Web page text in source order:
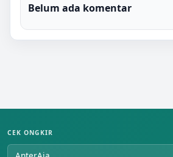
Belum ada komentar
CEK ONGKIR